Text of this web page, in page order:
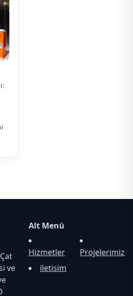
ve
Alt Menü
Hizmetler
Projelerimiz
iletisim